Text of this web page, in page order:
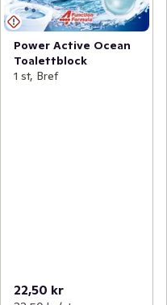
Power Active Ocean
Toalettblock
1 st, Bref
22,50 kr